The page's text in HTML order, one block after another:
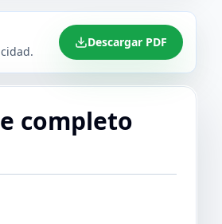
Descargar PDF
completo